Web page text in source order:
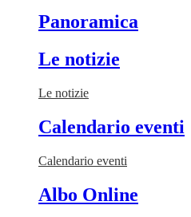
Panoramica
Le notizie
Le notizie
Calendario eventi
Calendario eventi
Albo Online